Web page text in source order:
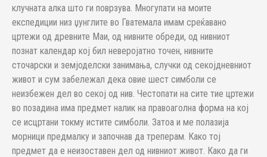
клучната алка што ги поврзува. Многупати на моите
експедиции низ џунглите во Гватемала имам среќавано
цртежи од древните Маи, од нивните обреди, од нивниот
познат календар кој бил неверојатно точен, нивните
сточарски и земјоделски занимања, случки од секојдневниот
живот и сум забележал дека овие шест симболи се
неизбежен дел во секој од нив. Честопати на сите тие цртежи
во позадина има предмет налик на правоаголна форма на кој
се исцртани токму истите симболи. Затоа и ме полазија
морници предмалку и започнав да треперам. Како тој
предмет да е неизоставен дел од нивниот живот. Како да ги